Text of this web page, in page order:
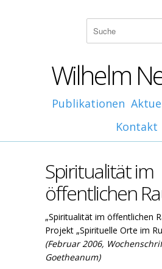
Wilhelm
Publikationen
Kontakt
Spiritualität im
öffentlichen
„Spiritualität im öffentlichen
Projekt „Spirituelle Orte im
(Februar 2006,
Goetheanum)